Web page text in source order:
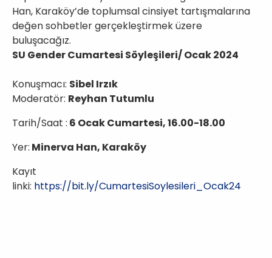
Han, Karaköy’de toplumsal cinsiyet tartışmalarına
değen sohbetler gerçekleştirmek üzere
buluşacağız.
SU Gender Cumartesi Söyleşileri/ Ocak 2024
Konuşmacı: Sibel Irzık
Moderatör: Reyhan Tutumlu
Tarih/Saat : 6 Ocak Cumartesi, 16.00-18.00
Yer: Minerva Han, Karaköy
Kayıt
linki: https://bit.ly/CumartesiSoylesileri_Ocak24